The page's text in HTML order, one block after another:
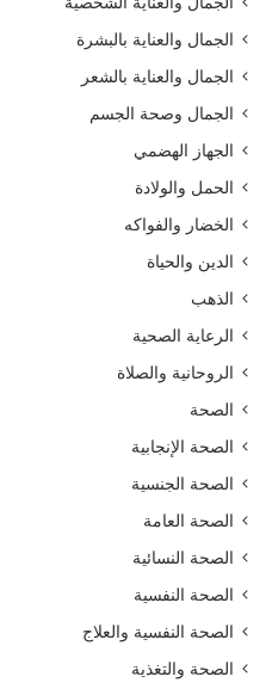
الجمال والعناية بالبشرة
الجمال والعناية بالشعر
الجمال وصحة الجسم
الجهاز الهضمي
الحمل والولادة
الخضار والفواكه
الدين والحياة
الذهب
الرعاية الصحية
الروحانية والصلاة
الصحة
الصحة الإنجابية
الصحة الجنسية
الصحة العامة
الصحة النسائية
الصحة النفسية
الصحة النفسية والعلاج
الصحة والتغذية